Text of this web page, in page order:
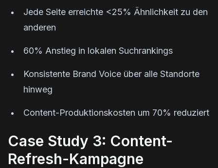
Jede Seite erreichte <25% Ähnlichkeit zu den
anderen
60% Anstieg in lokalen Suchrankings
Konsistente Brand Voice über alle Standorte
hinweg
Content-Produktionskosten um 70% reduziert
Case Study 3: Content-
Refresh-Kampagne